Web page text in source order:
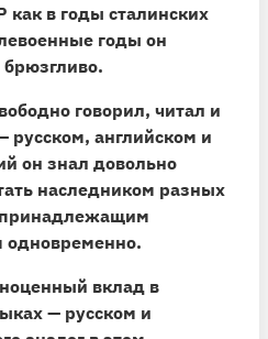
в годы сталинских
годы он
брюзгливо.
говорил, читал и
русском, английском и
он знал довольно
наследником разных
принадлежащим
одновременно.
вклад в
— русском и